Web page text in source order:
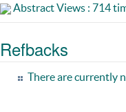
Abstract Views : 714
Refbacks
There are currently